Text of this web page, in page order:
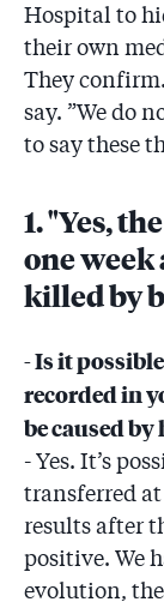
Hospital to
their own
They
say. ”We do
to say these
1. "Yes,
one
killed by
- Is it
recorded in
be caused
- Yes. It’s
transferred
results after
positive. We
evolution,